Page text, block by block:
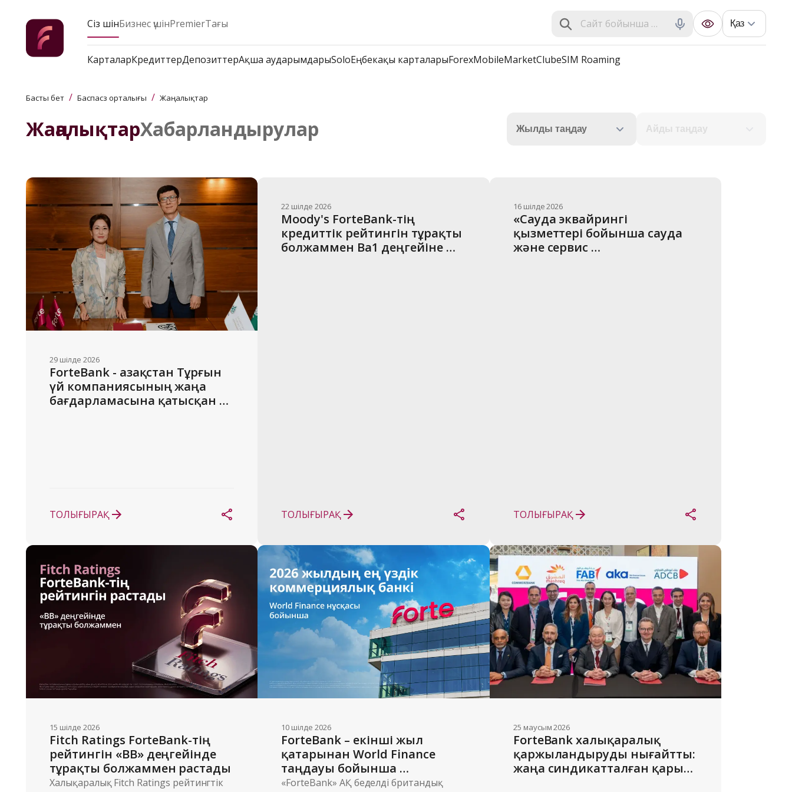
Сіз үшінБизнес үшінPremierТағы Қаз
КарталарКредиттерДепозиттерАқша аударымдарыSoloЕңбекақы карталарыForexMobileMarketClubeSIM Roaming
Басты бет / Баспасөз орталығы / Жаңалықтар
ЖаңалықтарХабарландырулар Жылды таңдау Айды таңдау
29 шілде 2026
ForteBank - Қазақстан Тұрғын
үй компаниясының жаңа
бағдарламасына қатысқан
ТОЛЫҒЫРАҚ
22 шілде 2026
Moody's ForteBank-тің
кредиттік рейтингін тұрақты
болжаммен Ba1 деңгейіне
ТОЛЫҒЫРАҚ
16 шілде 2026
«Сауда эквайрингі
қызметтері бойынша сауда
және сервис
ТОЛЫҒЫРАҚ
15 шілде 2026
Fitch Ratings ForteBank-тің
рейтингін «BB» деңгейінде
Халықаралық Fitch Ratings рейтингтік
10 шілде 2026
ForteBank – екінші жыл
қатарынан World Finance
таңдауы бойынша
Қазақстанның үздік
«ForteBank» АҚ беделді британдық
25 маусым 2026
ForteBank халықаралық
қаржыландыруды нығайтты:
жаңа синдикатталған қарыз